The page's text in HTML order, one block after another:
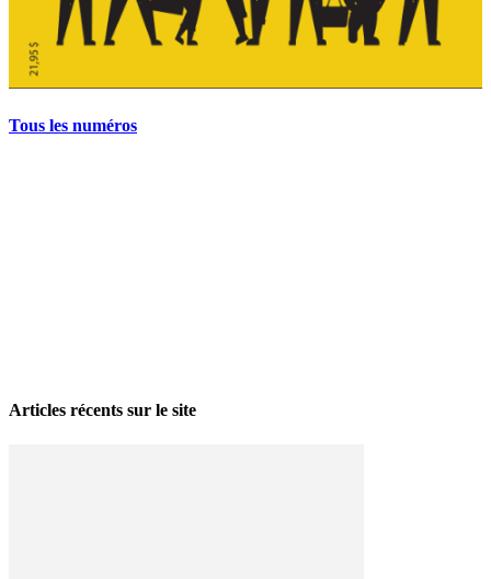
Tous les numéros
Articles récents sur le site